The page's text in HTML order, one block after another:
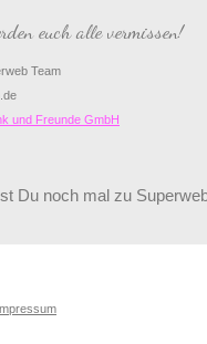
euch alle vermissen!
Team
und Freunde GmbH
Du noch mal zu